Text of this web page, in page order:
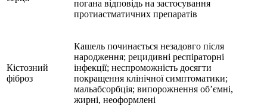
погана відповідь на застосування
протиастматичних препаратів
Кістозний
фіброз
Кашель починається незадовго після
народження; рецидивні респіраторні
інфекції; неспроможність досягти
покращення клінічної симптоматики;
мальабсорбція; випорожнення об’ємні,
жирні, неоформлені